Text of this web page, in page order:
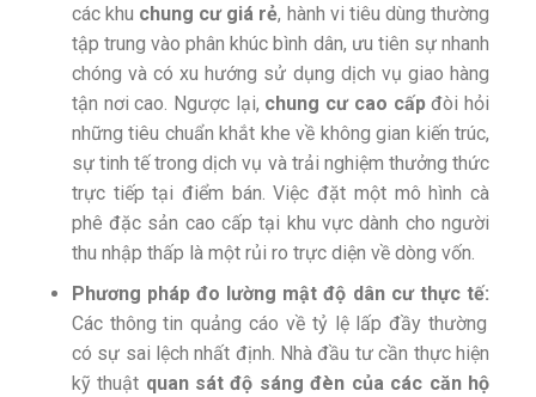
các khu chung cư giá rẻ, hành vi tiêu dùng thường
tập trung vào phân khúc bình dân, ưu tiên sự nhanh
chóng và có xu hướng sử dụng dịch vụ giao hàng
tận nơi cao. Ngược lại, chung cư cao cấpđòi hỏi
những tiêu chuẩn khắt khe về không gian kiến trúc,
sự tinh tế trong dịch vụ và trải nghiệm thưởng thức
trực tiếp tại điểm bán. Việc đặt một mô hình cà
phê đặc sản cao cấp tại khu vực dành cho người
thu nhập thấp là một rủi ro trực diện về dòng vốn.
Phương pháp đo lường mật độ dân cư thực tế:
Các thông tin quảng cáo về tỷ lệ lấp đầy thường
có sự sai lệch nhất định. Nhà đầu tư cần thực hiện
kỹ thuật quan sát độ sáng đèn của các căn hộ